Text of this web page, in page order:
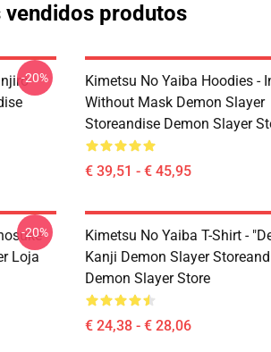
vendidos produtos
-20%
Kimetsu No Yaiba Hoodies -
Without Mask Demon Slayer
Storeandise Demon Slayer
€ 39,51 - € 45,95
Loja
-20%
Kimetsu No Yaiba T-Shirt -
Kanji Demon Slayer
Demon Slayer Store
€ 24,38 - € 28,06